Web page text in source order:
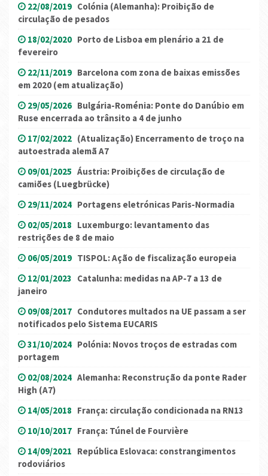
22/08/2019 Colónia (Alemanha): Proibição de
circulação de pesados
18/02/2020 Porto de Lisboa em plenário a 21 de
fevereiro
22/11/2019 Barcelona com zona de baixas emissões
em 2020 (em atualização)
29/05/2026 Bulgária-Roménia: Ponte do Danúbio em
Ruse encerrada ao trânsito a 4 de junho
17/02/2022 (Atualização) Encerramento de troço na
autoestrada alemã A7
09/01/2025 Áustria: Proibições de circulação de
camiões (Luegbrücke)
29/11/2024 Portagens eletrónicas Paris-Normadia
02/05/2018 Luxemburgo: levantamento das
restrições de 8 de maio
06/05/2019 TISPOL: Ação de fiscalização europeia
12/01/2023 Catalunha: medidas na AP-7 a 13 de
janeiro
09/08/2017 Condutores multados na UE passam a ser
notificados pelo Sistema EUCARIS
31/10/2024 Polónia: Novos troços de estradas com
portagem
02/08/2024 Alemanha: Reconstrução da ponte Rader
High (A7)
14/05/2018 França: circulação condicionada na RN13
10/10/2017 França: Túnel de Fourvière
14/09/2021 República Eslovaca: constrangimentos
rodoviários